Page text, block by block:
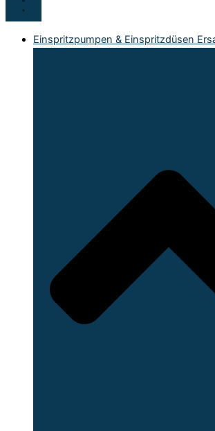
Einspritzpumpen & Einspritzdüsen